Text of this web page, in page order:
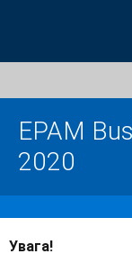
EPAM
2020
Увага!